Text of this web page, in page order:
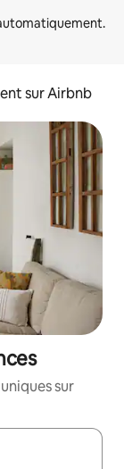
sur Airbnb
sur
flèches vers le